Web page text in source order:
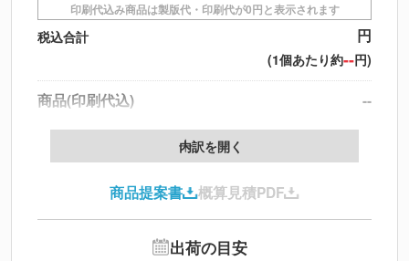
印刷代込み商品は製版代・印刷代が0円と表示されます
税込合計 円
(1個あたり約--円)
商品(印刷代込)
--
データ配置料
印刷代
北海道・沖縄・離島 別途
内訳を開く
商品提案書 概算見積PDF
出荷の目安